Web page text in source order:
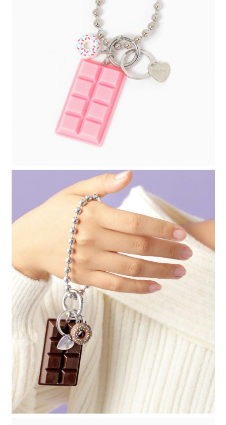
1.分期款項不併入電信帳單，「大哥付你分期」於每月結算日後寄送繳費提
2.透過簡訊連結打開帳單後，可選擇「超商條碼／台灣大直營門市／銀行轉
帳／街口支付／iPASS MONEY」等通路繳費。
1.本服務係由「台灣大哥大股份有限公司」（以下簡稱本公司）所提供，讓
用戶於交易時，得透過本服務購買商品或服務，並由商店將買賣／分期付款
買賣價金債權讓與本公司後，依約使用本公司帳單繳交帳款。
2.基於同意付款使用「大哥付你分期」之契約關係目的，商店將以您的個人
資料（包含姓名、電話或地址）提供予台灣大哥大進項蒐集、處理及利用，
由本公司與您本人進行分期帳單所需資料之確認、核對及更正。
3.完整用戶服務條款，請詳閱以下連結：
【「AFTEE先享後付」結帳流程】
１．於結帳方式選擇「AFTEE先享後付」後，將跳轉至「AFTEE先享後付」
結帳頁面，進行簡訊認證並確認金額後，即可完成結帳。
２．訂單成立數日內，您將收到繳費通知簡訊。
３．收到繳費通知簡訊後14天內，點擊此簡訊中的連結，可透過四大超商／
ATM／網路銀行／等多元方式進行付款，方視為交易完成。
※ 請注意：結帳手續完成當下不需立刻繳費，但若您需要取消訂單，請聯絡
購買商品的店家。未經商家同意取消之訂單仍視為有效，需透過AFTEE先享
※ 交易是否成功請以「AFTEE先享後付 」之結帳頁面顯示為準，若有關於
是否繳費成功／繳費後需取消欲退款等相關疑問，請聯繫「AFTEE先享後付
https://netprotections.freshdesk.com/support/home
１．透過由恩沛科技股份有限公司提供之「AFTEE先享後付」服務完成之交
２．關於個人資料處理事宜，請瀏覽以下網址：https://aftee.tw/terms/#terms3
３．未成年的使用者請事先徵得法定代理人或監護人之同意方可使用
「AFTEE先享後付」，若未經同意申辦者引起之損失，本公司不負相關責
４．使用「AFTEE先享後付」時，將依據個別帳號之用戶狀況，依本公司即
時審查核予不同之上限額度；若仍有額度不足之情形，本公司將視審查結果
請求用戶進行身份認證。
５．嚴禁一人註冊多個帳號或使用他人資訊註冊。若發現惡意使用之情形，
恩沛科技股份有限公司將有權停止該用戶之使用額度並採取法律行動。
每筆NT$80，滿NT$888(含以上)免運費
每筆NT$80，滿NT$1,500(含以上)免運費
每筆NT$80，滿NT$1,500(含以上)免運費
每筆NT$80，滿NT$1,500(含以上)免運費